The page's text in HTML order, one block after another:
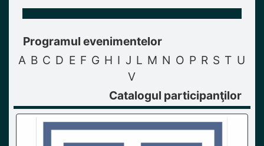
Programul evenimentelor
A B C D E F G H I J L M N O P R S T U
V
Catalogul participanţilor